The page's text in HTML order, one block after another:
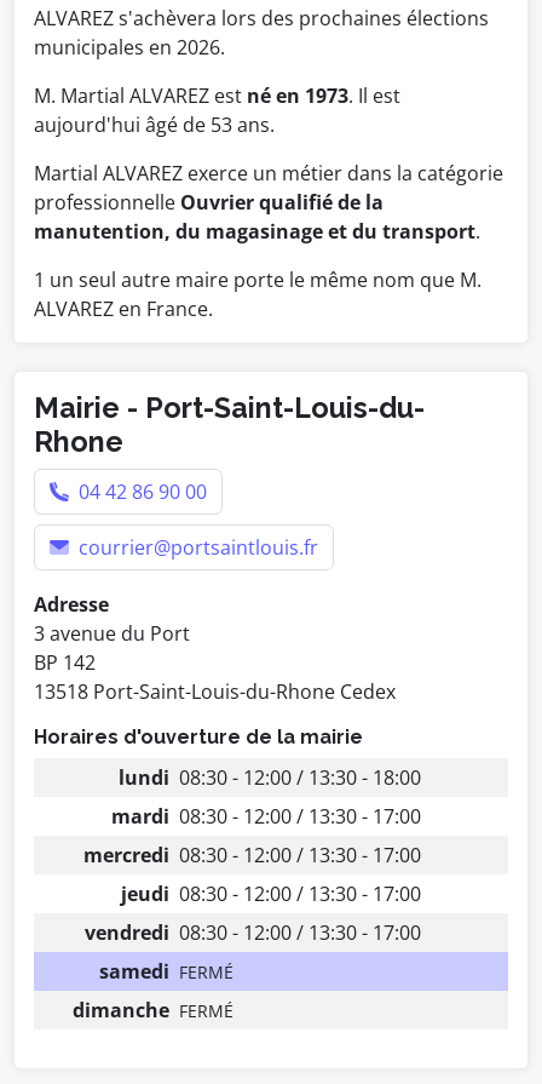
ALVAREZ s'achèvera lors des prochaines élections
municipales en 2026.
M. Martial ALVAREZ est né en 1973. Il est
aujourd'hui âgé de 53 ans.
Martial ALVAREZ exerce un métier dans la catégorie
professionnelle Ouvrier qualifié de la
manutention, du magasinage et du transport.
1 un seul autre maire porte le même nom que M.
ALVAREZ en France.
Mairie - Port-Saint-Louis-du-
Rhone
04 42 86 90 00
courrier@portsaintlouis.fr
Adresse
3 avenue du Port
BP 142
13518 Port-Saint-Louis-du-Rhone Cedex
Horaires d'ouverture de la mairie
lundi 08:30 - 12:00 / 13:30 - 18:00
mardi 08:30 - 12:00 / 13:30 - 17:00
mercredi 08:30 - 12:00 / 13:30 - 17:00
jeudi 08:30 - 12:00 / 13:30 - 17:00
vendredi 08:30 - 12:00 / 13:30 - 17:00
samedi FERMÉ
dimanche FERMÉ